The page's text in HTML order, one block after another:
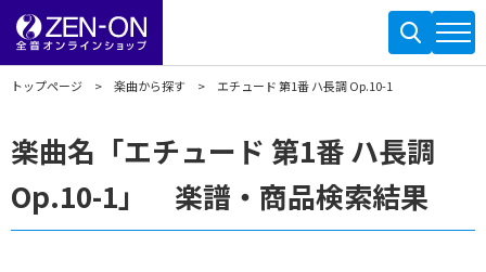
トップページ 楽曲から探す エチュード 第1番 ハ長調 Op.10-1
楽曲名「エチュード 第1番 ハ長調
Op.10-1」 楽譜・商品検索結果